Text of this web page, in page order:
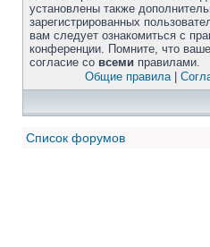
установлены также
зарегистрированных
вам следует ознакомиться с
конференции. Помните, что
согласие со всеми правилами.
Общие правила|
Список форумов